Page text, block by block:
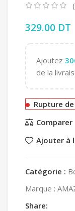
(
329.00 DT
Ajoutez
de la
Rupture
Comparer
Ajouter à
Catégorie :
Marque :
Share: